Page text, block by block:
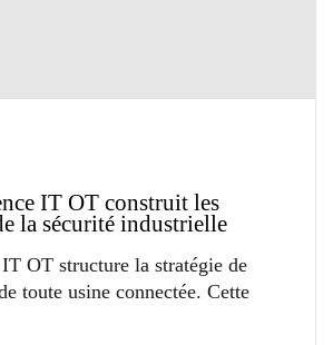
IT OT construit les
la sécurité industrielle
OT structure la stratégie de
toute usine connectée. Cette